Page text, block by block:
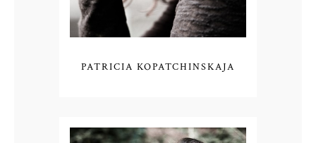
PATRICIA KOPATCHINSKAJA